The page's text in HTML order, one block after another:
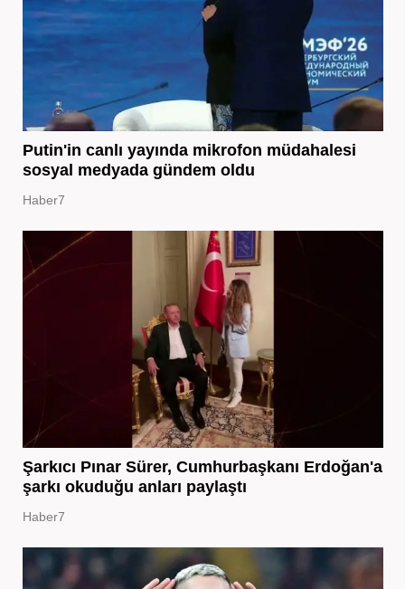
Putin'in canlı yayında mikrofon müdahalesi
sosyal medyada gündem oldu
Haber7
Şarkıcı Pınar Sürer, Cumhurbaşkanı Erdoğan'a
şarkı okuduğu anları paylaştı
Haber7